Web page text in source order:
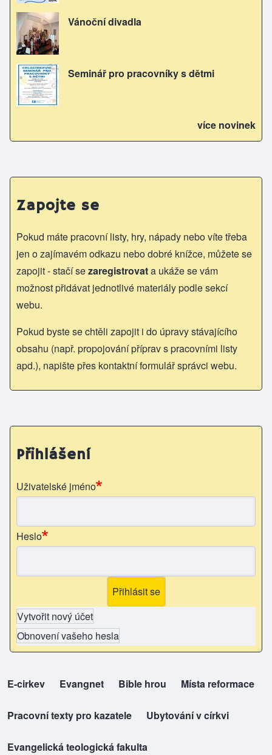
Vánoční divadla
Seminář pro pracovníky s dětmi
více novinek
Zapojte se
Pokud máte pracovní listy, hry, nápady nebo víte třeba
jen o zajímavém odkazu nebo dobré knížce, můžete se
zapojit - stačí sezaregistrovata ukáže se vám
možnost přidávat jednotlivé materiály podle sekcí
webu.
Pokud byste se chtěli zapojit i do úpravy stávajícího
obsahu (např. propojování příprav s pracovními listy
apd.), napište přes kontaktní formulář správci webu.
Přihlášení
Uživatelské jméno
Heslo
Vytvořit nový účet
Obnovení vašeho hesla
top-odkazy
E-cirkev
(opens in new tab)
Evangnet
(opens in new tab)Bible hrou
(opens in new tab)Místa reformace
(opens in new tab)
Pracovní texty pro kazatele
(opens in new tab) Ubytování v církvi
(opens in new tab)
Evangelická teologická fakulta
(opens in new tab)